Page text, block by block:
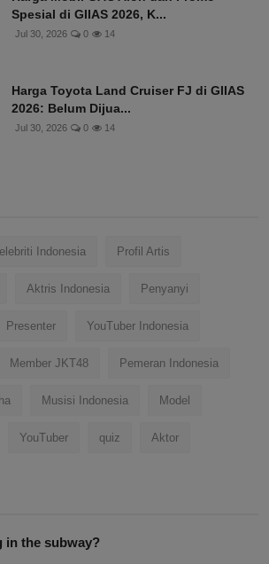
Spesial di GIIAS 2026, K...
Jul 30, 2026 0 14
Harga Toyota Land Cruiser FJ di GIIAS
2026: Belum Dijua...
Jul 30, 2026 0 14
Indonesia Profil Artis
Aktris Indonesia Penyanyi
Presenter YouTuber Indonesia
Member JKT48 Pemeran Indonesia
Musisi Indonesia Model
YouTuber quiz Aktor
in the subway?